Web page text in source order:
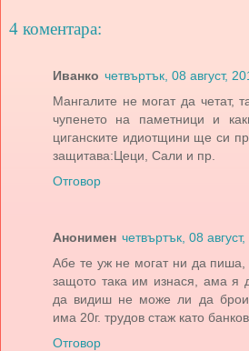
4 коментара:
Иванко четвъртък, 08 август,
Мангалите не могат да четат,
чупенето на паметници и
циганските идиотщини ще си
защитава:Цеци, Сали и пр.
Отговор
Анонимен четвъртък, 08
Абе те уж не могат ни да пиша,
защото така им изнася, ама я
да видиш не може ли да
има 20г. трудов стаж като банков
Отговор